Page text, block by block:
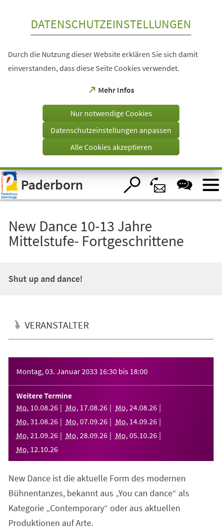
Visuelle
Assistenzsoftware
öffnen.
DATENSCHUTZEINSTELLUNGEN
Durch die Nutzung dieser Website erklären Sie sich damit
einverstanden, dass diese Seite Cookies verwendet.
Mehr Infos
(Öffnet
einem
Tab)
Nur notwendige Cookies
Datenschutzeinstellungen anpassen
Alle Cookies akzeptieren
Paderborn
New Dance 10-13 Jahre
Mittelstufe- Fortgeschrittene
Shut up and dance!
VERANSTALTER
Montag, 03. Januar 2033 16:30 bis 18:00
Weitere Termine
Mo, 10.08.26 Mo, 17.08.26 Mo, 24.08.26
Mo, 31 .08.26 Mo, 07.09.26 Mo, 14.09.26
Mo, 21 .09.26 Mo, 28.09.26 Mo, 05.10.26
Mo, 12.10.26
New Dance ist die aktuelle Form des modernen
Bühnentanzes, bekannt aus „You can dance“ als
Kategorie „Contemporary“ oder aus aktuellen
Produktionen auf Arte.